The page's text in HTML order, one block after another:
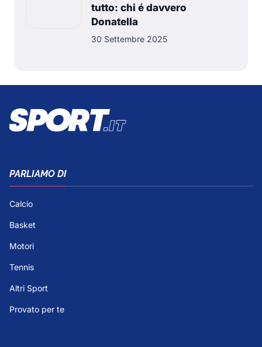
tutto: chi é davvero
Donatella
30 Settembre 2025
PARLIAMO DI
Calcio
Basket
Motori
Tennis
Altri Sport
Provato per te